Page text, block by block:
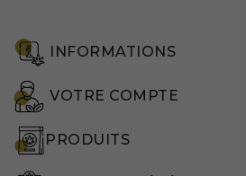
INFORMATIONS
VOTRE COMPTE
PRODUITS